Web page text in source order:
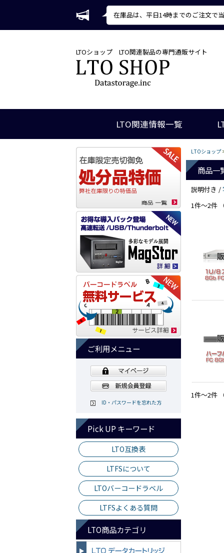
在庫品は、平日14時までのご注文で
LTOショップ LTO関連製品の専門通販サイト
LTO関連情報一覧
ご利用メニュー
ID・パスワードを忘れた方
Pick UP キーワード
LTO互換表
LTFSについて
LTOバーコードラベル
LTFSよくある質問
LTO商品カテゴリ
LTOショップ
商品一
説明付き /
1件～2件
1件～2件